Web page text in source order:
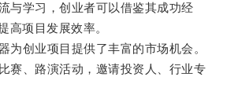
学习，创业者可以借鉴其成功经
高项目发展效率。
创业项目提供了丰富的市场机会。
、路演活动，邀请投资人、行业专